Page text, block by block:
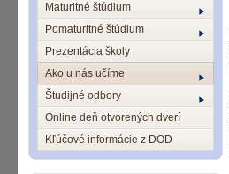
Maturitné štúdium
Pomaturitné štúdium
Prezentácia školy
Ako u nás učíme
Študijné odbory
Online deň otvorených dverí
Kľúčové informácie z DOD